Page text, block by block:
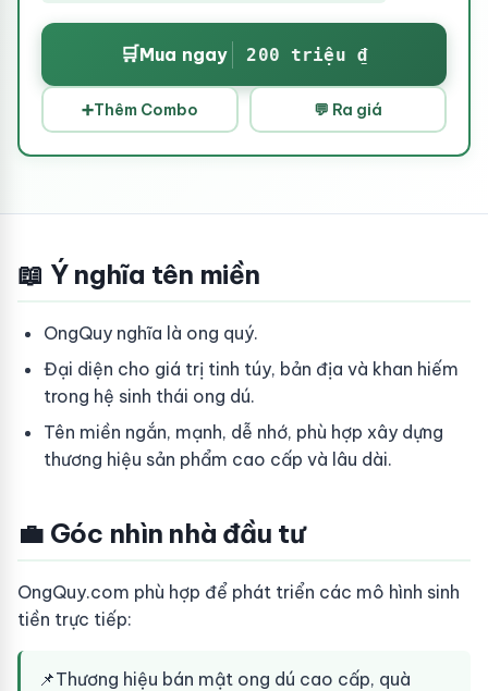
🛒Mua ngay 200 triệu ₫
➕Thêm Combo 💬 Ra giá
📖 Ý nghĩa tên miền
OngQuy nghĩa là ong quý.
Đại diện cho giá trị tinh túy, bản địa và khan hiếm
trong hệ sinh thái ong dú.
Tên miền ngắn, mạnh, dễ nhớ, phù hợp xây dựng
thương hiệu sản phẩm cao cấp và lâu dài.
💼 Góc nhìn nhà đầu tư
OngQuy.com phù hợp để phát triển các mô hình sinh
tiền trực tiếp:
📌Thương hiệu bán mật ong dú cao cấp, quà